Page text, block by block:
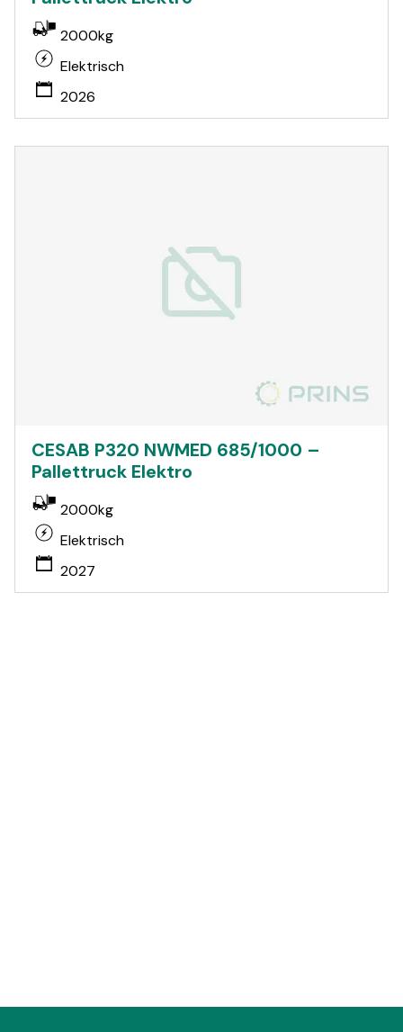
2000kg
Elektrisch
2026
CESAB P320 NWMED 685/1000 –
Pallettruck Elektro
2000kg
Elektrisch
2027